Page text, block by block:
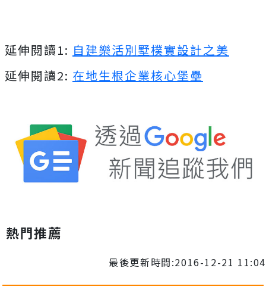
延伸閱讀1: 自建樂活別墅樸實設計之美
延伸閱讀2: 在地生根企業核心堡壘
熱門推薦
最後更新時間:2016-12-21 11:04